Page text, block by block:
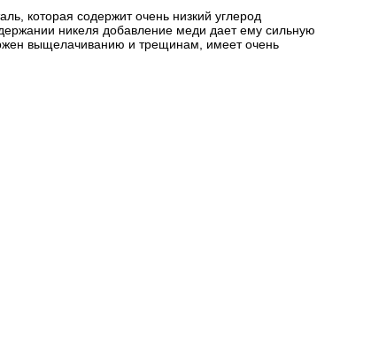
которая содержит очень низкий углерод
никеля добавление меди дает ему сильную
выщелачиванию и трещинам, имеет очень